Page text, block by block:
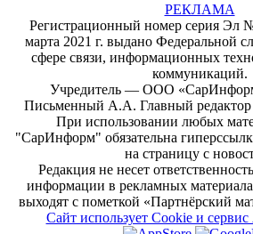
РЕКЛАМА
Регистрационный номер серия Эл
марта 2021 г. выдано Федеральной
сфере связи, информационных
коммуникаций.
Учредитель — ООО
Письменный А.А. Главный
При использовании любых
"СарИнформ" обязательна
на страницу с
Редакция не несет
информации в рекламных
выходят с пометкой «Партнёрский
Сайт использует Cookie и